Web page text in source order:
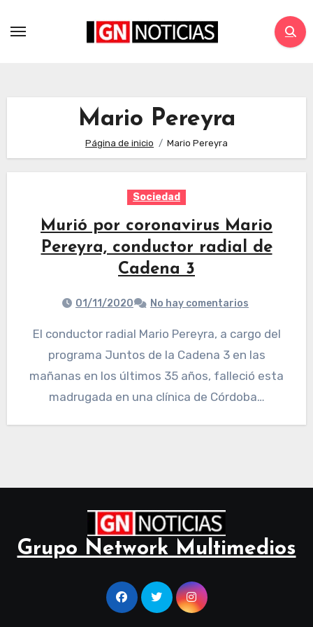
Mario Pereyra
Página de inicio Mario Pereyra
Sociedad
Murió por coronavirus Mario
Pereyra, conductor radial de
Cadena 3
01/11/2020 No hay comentarios
El conductor radial Mario Pereyra, a cargo del
programa Juntos de la Cadena 3 en las
mañanas en los últimos 35 años, falleció esta
madrugada en una clínica de Córdoba…
Grupo Network Multimedios